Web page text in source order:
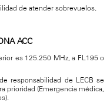
de atender sobrevuelos.
ACC
es 125.250 MHz, a FL195 o
responsabilidad de LECB se
prioridad (Emergencia médica,